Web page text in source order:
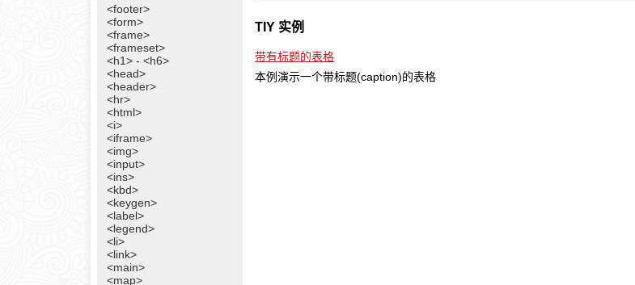
<footer>
<form>
<frame>
<frameset>
<h1> - <h6>
<head>
<header>
<hr>
<html>
<i>
<iframe>
<img>
<input>
<ins>
<kbd>
<keygen>
<label>
<legend>
<li>
<link>
<main>
<map>
TIY 实例
带有标题的表格
本例演示一个带标题(caption)的表格